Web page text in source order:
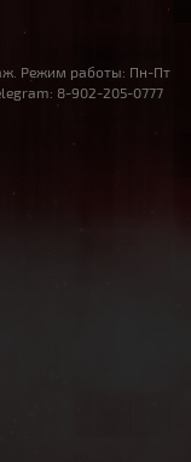
Режим работы: Пн-Пт
8-902-205-0777